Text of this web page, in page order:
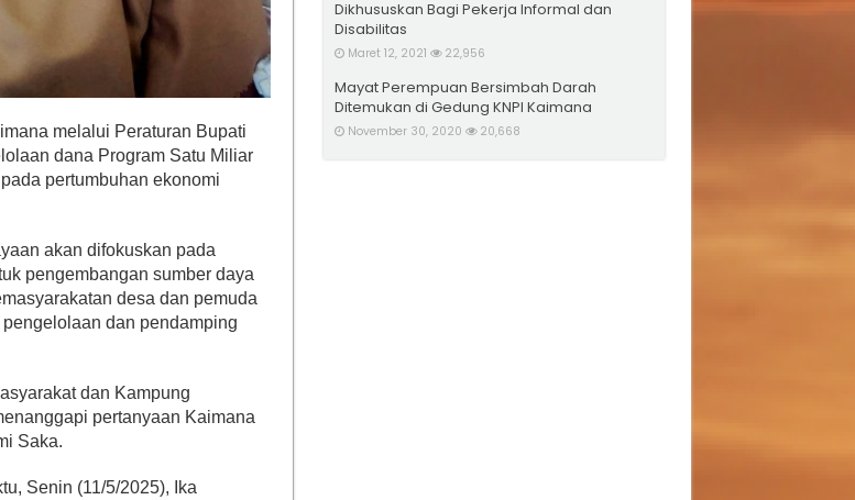
melalui Peraturan Bupati
dana Program Satu Miliar
pertumbuhan ekonomi
akan difokuskan pada
pengembangan sumber daya
desa dan pemuda
dan pendamping
dan Kampung
pertanyaan Kaimana
Saka.
Senin (11/5/2025), Ika
Dikhususkan Bagi Pekerja Informal dan
Disabilitas
Maret 12, 2021 22,956
Mayat Perempuan Bersimbah Darah
Ditemukan di Gedung KNPI Kaimana
November 30, 2020 20,668